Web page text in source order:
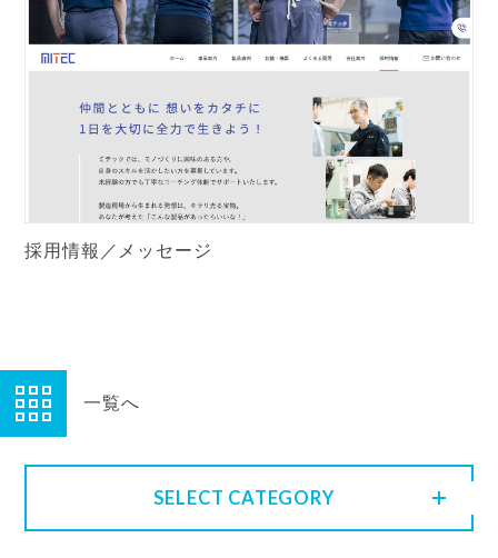
採用情報／メッセージ
一覧へ
SELECT CATEGORY